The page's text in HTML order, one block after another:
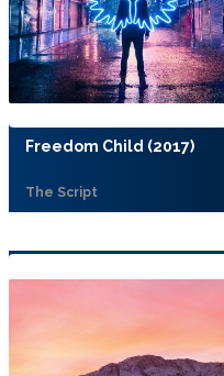
Freedom Child (2017)
The Script